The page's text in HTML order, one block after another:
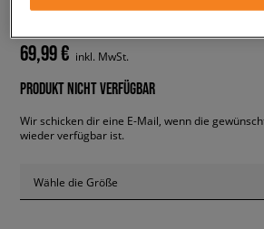
69,99 € inkl. MwSt.
PRODUKT NICHT VERFÜGBAR
Wir schicken dir eine E-Mail, wenn die
wieder verfügbar ist.
Wähle die Größe